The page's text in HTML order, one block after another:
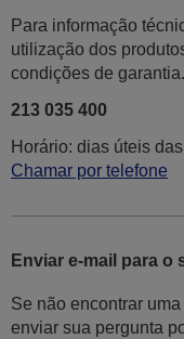
Para informação
utilização dos
condições de garantia.
213 035 400
Horário: dias úteis
Chamar por telefone
Enviar e-mail para o
Se não encontrar
enviar sua pergunta